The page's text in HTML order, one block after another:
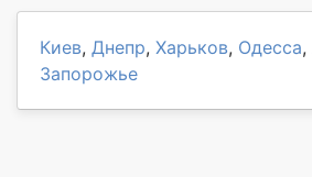
Киев, Днепр, Харьков, Одесса,
Запорожье